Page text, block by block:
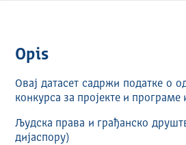
Opis
Овај датасет садржи податке о
конкурса за пројекте и програме
Људска права и грађанско
дијаспору)